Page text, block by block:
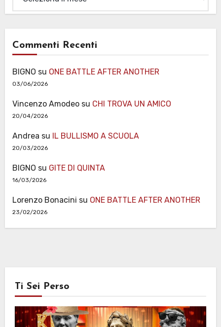
Commenti Recenti
BIGNO su ONE BATTLE AFTER ANOTHER
03/06/2026
Vincenzo Amodeosu CHI TROVA UN AMICO
20/04/2026
Andrea su IL BULLISMO A SCUOLA
20/03/2026
BIGNO su GITE DI QUINTA
16/03/2026
Lorenzo Bonacini su ONE BATTLE AFTER ANOTHER
23/02/2026
Ti Sei Perso